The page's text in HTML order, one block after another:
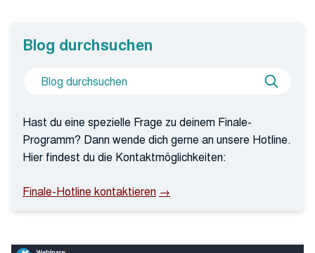
Blog durchsuchen
Suche
nach
Blog
Hast du eine spezielle Frage zu deinem Finale-
Programm? Dann wende dich gerne an unsere Hotline.
Hier findest du die Kontaktmöglichkeiten:
Finale-Hotline kontaktieren